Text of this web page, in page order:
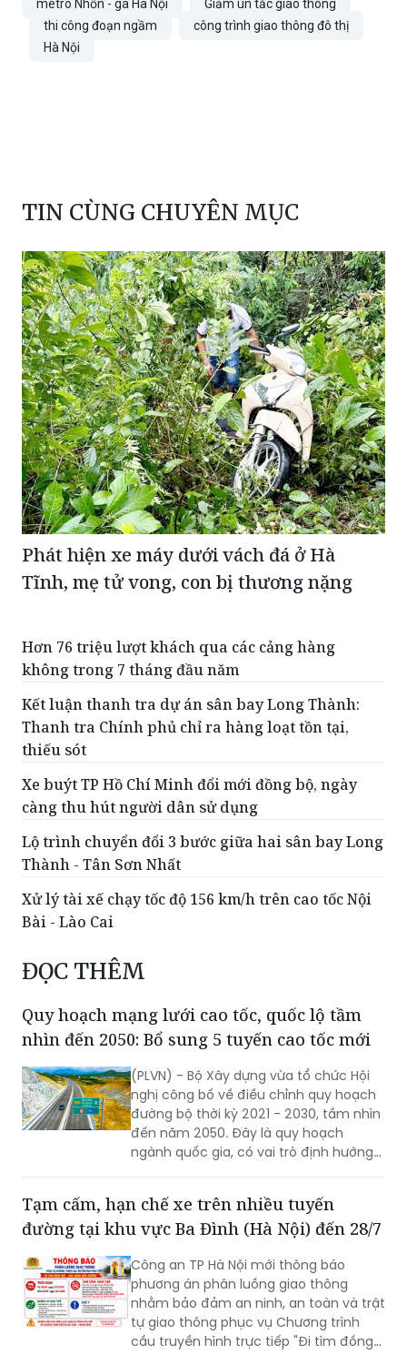
metro Nhổn - ga Hà Nội
Giảm ùn tắc giao thông
thi công đoạn ngầm
công trình giao thông đô thị
Hà Nội
TIN CÙNG CHUYÊN MỤC
Phát hiện xe máy dưới vách đá ở Hà
Tĩnh, mẹ tử vong, con bị thương nặng
Hơn 76 triệu lượt khách qua các cảng hàng
không trong 7 tháng đầu năm
Kết luận thanh tra dự án sân bay Long Thành:
Thanh tra Chính phủ chỉ ra hàng loạt tồn tại,
thiếu sót
Xe buýt TP Hồ Chí Minh đổi mới đồng bộ, ngày
càng thu hút người dân sử dụng
Lộ trình chuyển đổi 3 bước giữa hai sân bay Long
Thành - Tân Sơn Nhất
Xử lý tài xế chạy tốc độ 156 km/h trên cao tốc Nội
Bài - Lào Cai
ĐỌC THÊM
Quy hoạch mạng lưới cao tốc, quốc lộ tầm
nhìn đến 2050: Bổ sung 5 tuyến cao tốc mới
(PLVN) - Bộ Xây dựng vừa tổ chức Hội
nghị công bố về điều chỉnh quy hoạch
đường bộ thời kỳ 2021 - 2030, tầm nhìn
đến năm 2050. Đây là quy hoạch
ngành quốc gia, có vai trò định hướng
huy động nguồn lực đầu tư, tăng
cường liên kết vùng và kết nối các
cảng biển, cảng hàng không cùng các
đầu mối giao thông quan trọng.
Tạm cấm, hạn chế xe trên nhiều tuyến
đường tại khu vực Ba Đình (Hà Nội) đến 28/7
Công an TP Hà Nội mới thông báo
phương án phân luồng giao thông
nhằm bảo đảm an ninh, an toàn và trật
tự giao thông phục vụ Chương trình
cầu truyền hình trực tiếp "Đi tìm đồng